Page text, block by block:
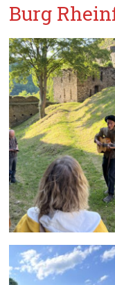
Burg